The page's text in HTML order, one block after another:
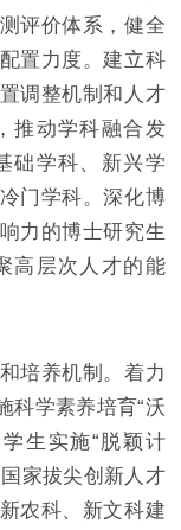
评价体系，健全
置力度。建立科
调整机制和人才
推动学科融合发
础学科、新兴学
门学科。深化博
力的博士研究生
高层次人才的能
培养机制。着力
科学素养培育“沃
生实施“脱颖计
家拔尖创新人才
农科、新文科建